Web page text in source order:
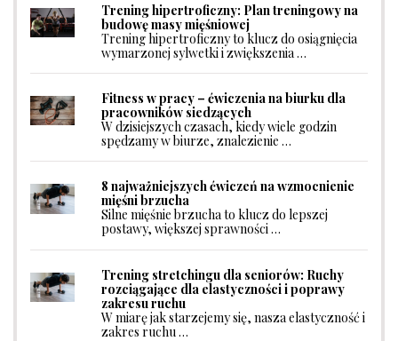
Trening hipertroficzny: Plan treningowy na
budowę masy mięśniowej
Trening hipertroficzny to klucz do osiągnięcia
wymarzonej sylwetki i zwiększenia …
Fitness w pracy – ćwiczenia na biurku dla
pracowników siedzących
W dzisiejszych czasach, kiedy wiele godzin
spędzamy w biurze, znalezienie …
8 najważniejszych ćwiczeń na wzmocnienie
mięśni brzucha
Silne mięśnie brzucha to klucz do lepszej
postawy, większej sprawności …
Trening stretchingu dla seniorów: Ruchy
rozciągające dla elastyczności i poprawy
zakresu ruchu
W miarę jak starzejemy się, nasza elastyczność i
zakres ruchu …